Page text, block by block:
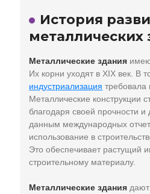
История
металлических
Металлические здания
Их корни уходят в XIX век. В
индустриализация требовала
Металлические конструкции
благодаря своей прочности
данным международных
использование в
Это обеспечивает растущий
строительному материалу.
Металлические здания